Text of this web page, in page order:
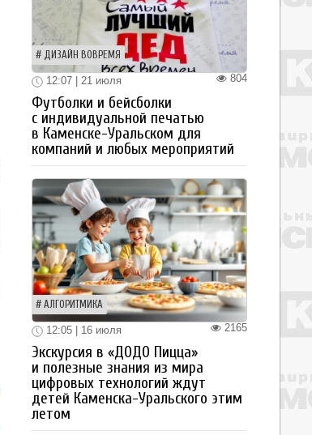
ДИЗАЙН ВОВРЕМЯ
804
12:07 | 21 июля
Футболки и бейсболки
с индивидуальной печатью
в Каменске-Уральском для
компаний и любых мероприятий
АЛГОРИТМИКА
2165
12:05 | 16 июля
Экскурсия в «ДОДО Пицца»
и полезные знания из мира
цифровых технологий ждут
детей Каменска-Уральского этим
летом